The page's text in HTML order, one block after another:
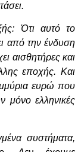
Ότι αυτό το
από την ένδυση
αισθητήρες και
εποχής. Και
ευρώ που
ελληνικές
συστήματα,